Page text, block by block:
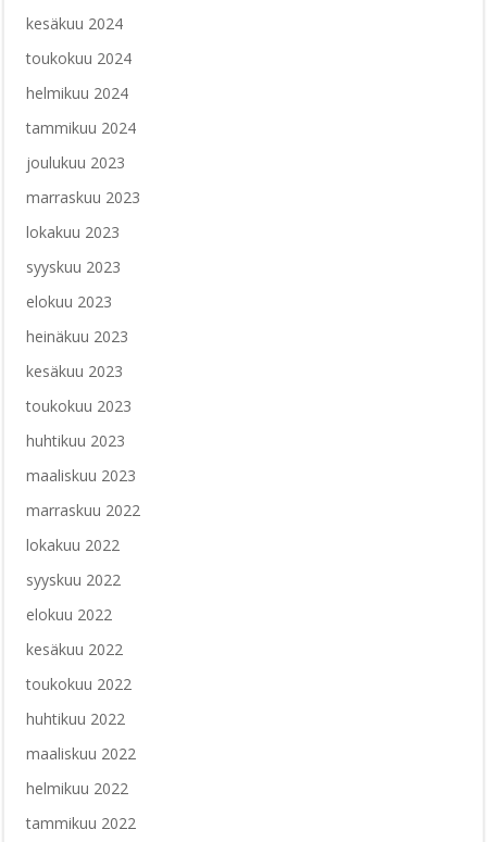
kesäkuu 2024
toukokuu 2024
helmikuu 2024
tammikuu 2024
joulukuu 2023
marraskuu 2023
lokakuu 2023
syyskuu 2023
elokuu 2023
heinäkuu 2023
kesäkuu 2023
toukokuu 2023
huhtikuu 2023
maaliskuu 2023
marraskuu 2022
lokakuu 2022
syyskuu 2022
elokuu 2022
kesäkuu 2022
toukokuu 2022
huhtikuu 2022
maaliskuu 2022
helmikuu 2022
tammikuu 2022